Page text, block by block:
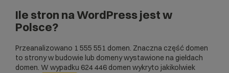
Ile stron na WordPress jest w
Polsce?
Przeanalizowano 1 555 551 domen. Znaczna część domen
to strony w budowie lub domeny wystawione na giełdach
domen. W wypadku 624 446 domen wykryto jakikolwiek